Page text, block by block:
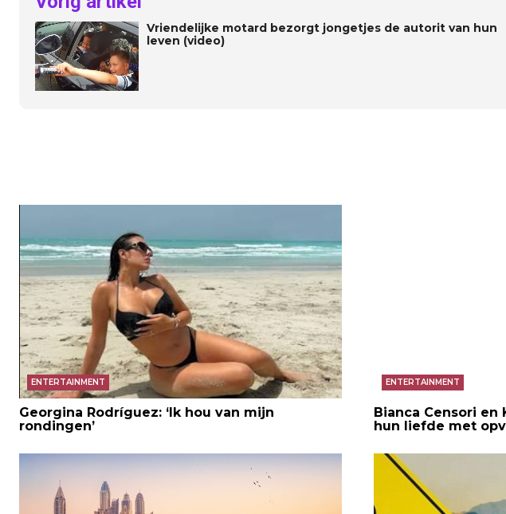
Vriendelijke motard bezorgt jongetjes de autorit van hun
leven (video)
ENTERTAINMENT
Georgina Rodríguez: ‘Ik hou van mijn
rondingen’
ENTERTAINMENT
Bianca Censori
hun liefde met